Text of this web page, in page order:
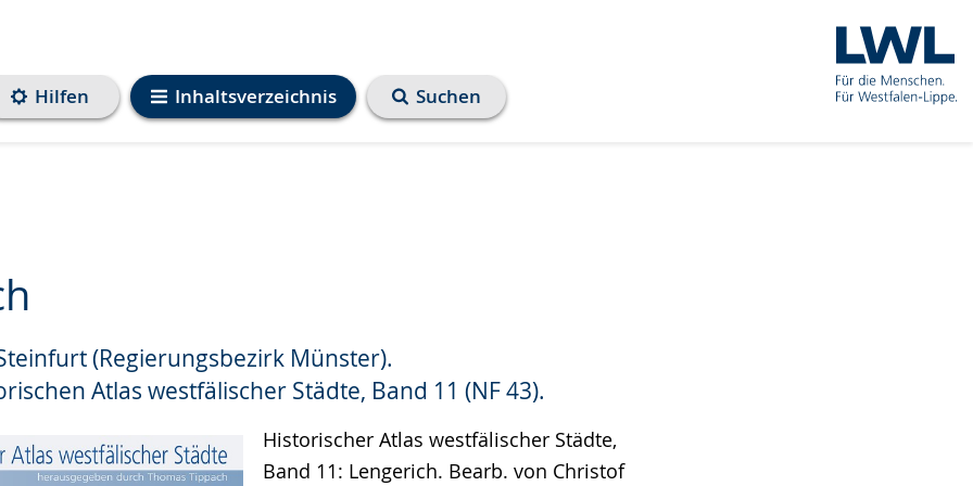
Inhaltsverzeichnis
Hilfen Suchen
(Regierungsbezirk Münster).
Atlas westfälischer Städte, Band 11 (NF 43).
Historischer Atlas westfälischer Städte,
Band 11: Lengerich. Bearb. von Christof